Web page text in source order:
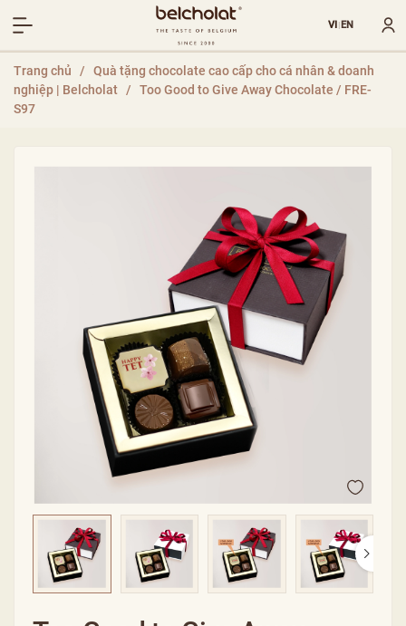
VI|EN
Trang chủ /
Quà tặng chocolate cao cấp cho cá nhân & doanh
nghiệp | Belcholat
/
Too Good to Give Away Chocolate / FRE-
S97